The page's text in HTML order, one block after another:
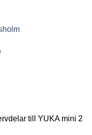
till YUKA mini 2